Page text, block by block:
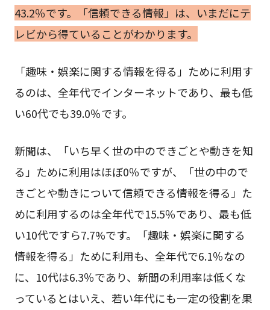
43.2％です。「信頼できる情報」は、いまだにテ
レビから得ていることがわかります。
「趣味・娯楽に関する情報を得る」ために利用す
るのは、全年代でインターネットであり、最も低
い60代でも39.0％です。
新聞は、「いち早く世の中のできごとや動きを知
る」ために利用はほぼ0％ですが、「世の中ので
きごとや動きについて信頼できる情報を得る」た
めに利用するのは全年代で15.5％であり、最も低
い10代ですら7.7%です。「趣味・娯楽に関する
情報を得る」ために利用も、全年代で6.1％なの
に、10代は6.3％であり、新聞の利用率は低くな
っているとはいえ、若い年代にも一定の役割を果